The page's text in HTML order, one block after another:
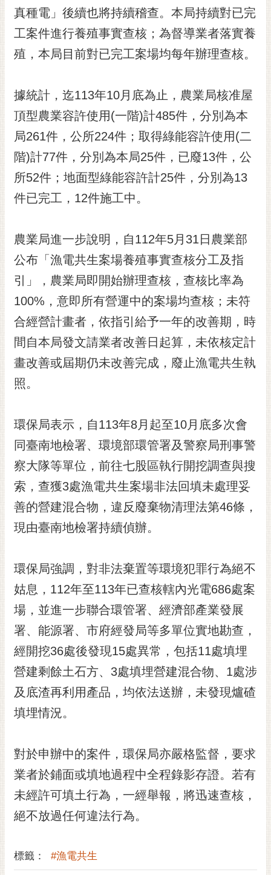
導
覽
閱
訂
閱
電
子
報
市
民
信
English
日
本
隱
私
權
及
安
全
策
網
資
料
開
放
宣
市
府
交
通
位
置
真種電」後續也將持續稽查。本局持續對已完
工案件進行養殖事實查核；為督導業者落實養
殖，本局目前對已完工案場均每年辦理查核。
據統計，迄113年10月底為止，農業局核准屋
頂型農業容許使用(一階)計485件，分別為本
局261件，公所224件；取得綠能容許使用(二
階)計77件，分別為本局25件，已廢13件，公
所52件；地面型綠能容許計25件，分別為13
件已完工，12件施工中。
農業局進一步說明，自112年5月31日農業部
公布「漁電共生案場養殖事實查核分工及指
引」，農業局即開始辦理查核，查核比率為
100%，意即所有營運中的案場均查核；未符
合經營計畫者，依指引給予一年的改善期，時
間自本局發文請業者改善日起算，未依核定計
畫改善或屆期仍未改善完成，廢止漁電共生執
照。
環保局表示，自113年8月起至10月底多次會
同臺南地檢署、環境部環管署及警察局刑事警
察大隊等單位，前往七股區執行開挖調查與搜
索，查獲3處漁電共生案場非法回填未處理妥
善的營建混合物，違反廢棄物清理法第46條，
現由臺南地檢署持續偵辦。
環保局強調，對非法棄置等環境犯罪行為絕不
姑息，112年至113年已查核轄內光電686處案
場，並進一步聯合環管署、經濟部產業發展
署、能源署、市府經發局等多單位實地勘查，
經開挖36處後發現15處異常，包括11處填埋
營建剩餘土石方、3處填埋營建混合物、1處涉
及底渣再利用產品，均依法送辦，未發現爐碴
填埋情況。
對於申辦中的案件，環保局亦嚴格監督，要求
業者於鋪面或填地過程中全程錄影存證。若有
未經許可填土行為，一經舉報，將迅速查核，
絕不放過任何違法行為。
標籤： #漁電共生